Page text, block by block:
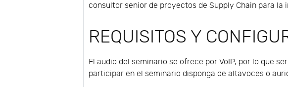
consultor senior de proyectos de Supply Chain para la
REQUISITOS Y
El audio del seminario se ofrece por VoIP, por lo que
participar en el seminario disponga de altavoces o